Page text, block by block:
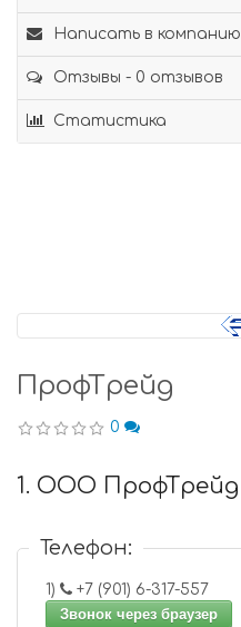
Написать в компанию
Отзывы - 0 отзывов
Статистика
ПрофТрейд
0
1. ООО ПрофТрейд
Телефон:
1)
+7 (901) 6-317-557
Звонок через браузер